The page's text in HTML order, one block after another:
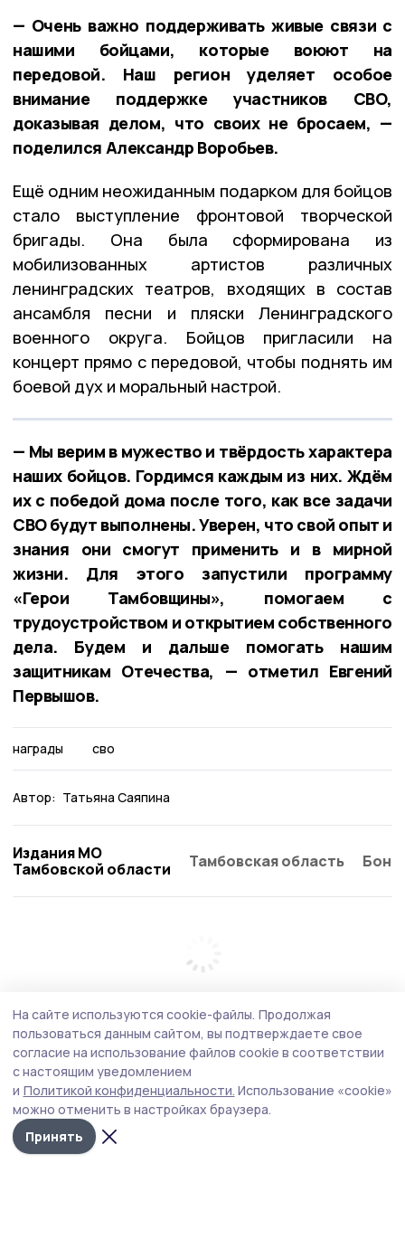
— Очень важно поддерживать живые связи с
нашими бойцами, которые воюют на
передовой. Наш регион уделяет особое
внимание поддержке участников СВО,
доказывая делом, что своих не бросаем, —
поделился Александр Воробьев.
Ещё одним неожиданным подарком для бойцов
стало выступление фронтовой творческой
бригады. Она была сформирована из
мобилизованных артистов различных
ленинградских театров, входящих в состав
ансамбля песни и пляски Ленинградского
военного округа. Бойцов пригласили на
концерт прямо с передовой, чтобы поднять им
боевой дух и моральный настрой.
— Мы верим в мужество и твёрдость характера
наших бойцов. Гордимся каждым из них. Ждём
их с победой дома после того, как все задачи
СВО будут выполнены. Уверен, что свой опыт и
знания они смогут применить и в мирной
жизни. Для этого запустили программу
«Герои Тамбовщины», помогаем с
трудоустройством и открытием собственного
дела. Будем и дальше помогать нашим
защитникам Отечества, — отметил Евгений
Первышов.
награды сво
Автор: Татьяна Саяпина
Издания МО
Тамбовской области
Тамбовская область
На сайте используются cookie-файлы. Продолжая
пользоваться данным сайтом, вы подтверждаете свое
согласие на использование файлов cookie в соответствии
с настоящим уведомлением
и Политикой конфиденциальности. Использование «cookie»
можно отменить в настройках браузера.
Принять